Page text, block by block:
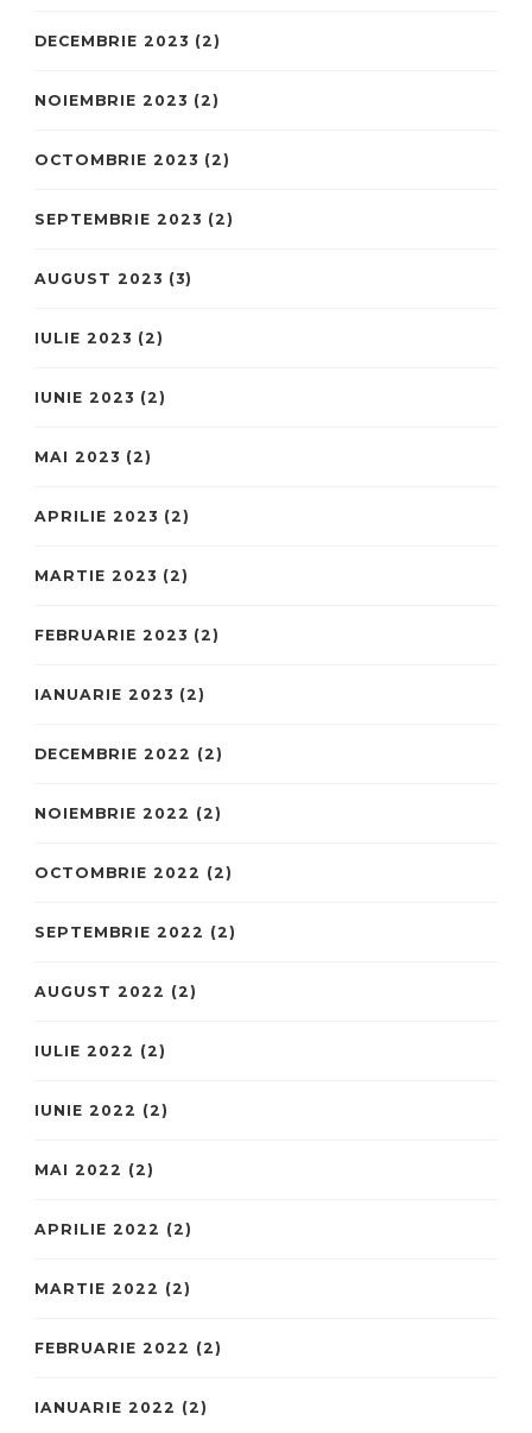
DECEMBRIE 2023 (2)
NOIEMBRIE 2023 (2)
OCTOMBRIE 2023 (2)
SEPTEMBRIE 2023 (2)
AUGUST 2023 (3)
IULIE 2023 (2)
IUNIE 2023 (2)
MAI 2023 (2)
APRILIE 2023 (2)
MARTIE 2023 (2)
FEBRUARIE 2023 (2)
IANUARIE 2023 (2)
DECEMBRIE 2022 (2)
NOIEMBRIE 2022 (2)
OCTOMBRIE 2022 (2)
SEPTEMBRIE 2022 (2)
AUGUST 2022 (2)
IULIE 2022 (2)
IUNIE 2022 (2)
MAI 2022 (2)
APRILIE 2022 (2)
MARTIE 2022 (2)
FEBRUARIE 2022 (2)
IANUARIE 2022 (2)